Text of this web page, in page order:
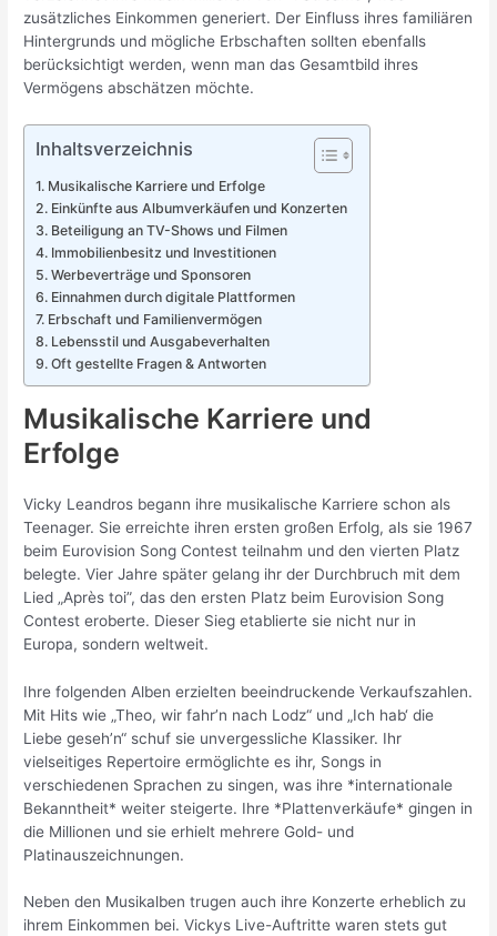
zusätzliches Einkommen generiert. Der Einfluss ihres familiären
Hintergrunds und mögliche Erbschaften sollten ebenfalls
berücksichtigt werden, wenn man das Gesamtbild ihres
Vermögens abschätzen möchte.
Inhaltsverzeichnis
Musikalische Karriere und Erfolge
Einkünfte aus Albumverkäufen und Konzerten
Beteiligung an TV-Shows und Filmen
Immobilienbesitz und Investitionen
Werbeverträge und Sponsoren
Einnahmen durch digitale Plattformen
Erbschaft und Familienvermögen
Lebensstil und Ausgabeverhalten
Oft gestellte Fragen & Antworten
Musikalische Karriere und
Erfolge
Vicky Leandros begann ihre musikalische Karriere schon als
Teenager. Sie erreichte ihren ersten großen Erfolg, als sie 1967
beim Eurovision Song Contest teilnahm und den vierten Platz
belegte. Vier Jahre später gelang ihr der Durchbruch mit dem
Lied „Après toi”, das den ersten Platz beim Eurovision Song
Contest eroberte. Dieser Sieg etablierte sie nicht nur in
Europa, sondern weltweit.
Ihre folgenden Alben erzielten beeindruckende Verkaufszahlen.
Mit Hits wie „Theo, wir fahr’n nach Lodz“ und „Ich hab‘ die
Liebe geseh’n“ schuf sie unvergessliche Klassiker. Ihr
vielseitiges Repertoire ermöglichte es ihr, Songs in
verschiedenen Sprachen zu singen, was ihre *internationale
Bekanntheit* weiter steigerte. Ihre *Plattenverkäufe* gingen in
die Millionen und sie erhielt mehrere Gold- und
Platinauszeichnungen.
Neben den Musikalben trugen auch ihre Konzerte erheblich zu
ihrem Einkommen bei. Vickys Live-Auftritte waren stets gut